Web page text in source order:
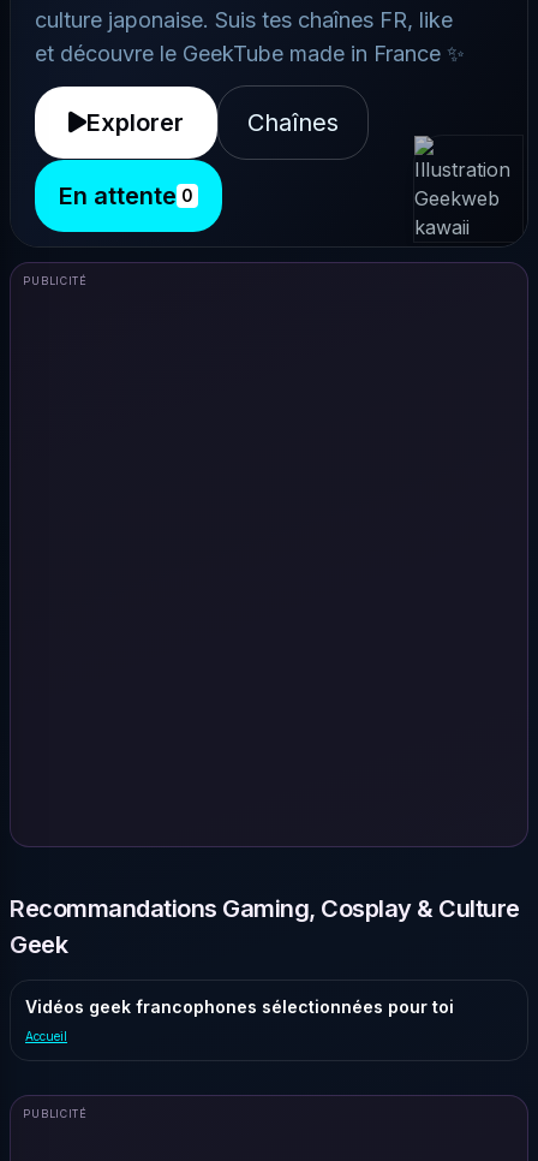
culture japonaise. Suis tes chaînes FR, like
et découvre le GeekTube made in France ✨
Explorer Chaînes
En attente 0
PUBLICITÉ
Recommandations Gaming, Cosplay & Culture
Geek
Vidéos geek francophones sélectionnées pour toi
Accueil
PUBLICITÉ